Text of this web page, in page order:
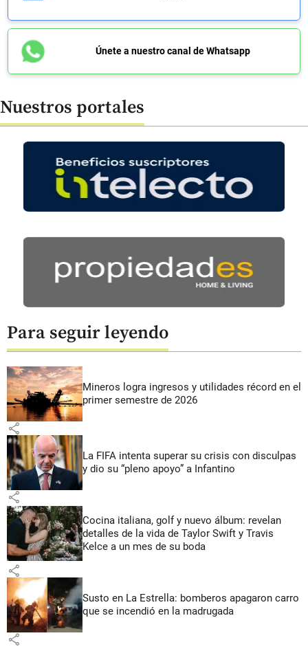
Únete a nuestro canal de Whatsapp
Nuestros portales
Para seguir leyendo
Mineros logra ingresos y utilidades récord en el
primer semestre de 2026
share
La FIFA intenta superar su crisis con disculpas
y dio su “pleno apoyo” a Infantino
share
Cocina italiana, golf y nuevo álbum: revelan
detalles de la vida de Taylor Swift y Travis
Kelce a un mes de su boda
share
Susto en La Estrella: bomberos apagaron carro
que se incendió en la madrugada
share